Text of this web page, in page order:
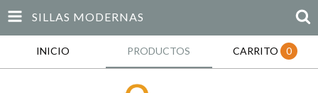
SILLAS MODERNAS
INICIO PRODUCTOS CARRITO 0